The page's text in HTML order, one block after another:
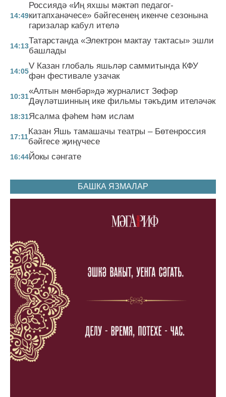
14:49
Россиядә «Иң яхшы мәктәп педагог-
китапханәчесе» бәйгесенең икенче сезонына
гаризалар кабул ителә
14:13
Татарстанда «Электрон мактау тактасы» эшли
башлады
14:05
V Казан глобаль яшьләр саммитында КФУ
фән фестивале узачак
10:31
«Алтын мөнбәр»дә журналист Зөфәр
Дәүләтшинның ике фильмы тәкъдим ителәчәк
18:31Ясалма фәһем һәм ислам
17:11
Казан Яшь тамашачы театры – Бөтенроссия
бәйгесе җиңүчесе
16:44Йокы сәнгате
БАШКА ЯЗМАЛАР